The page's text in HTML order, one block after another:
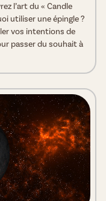
l’art du « Candle
utiliser une épingle ?
vos intentions de
passer du souhait à